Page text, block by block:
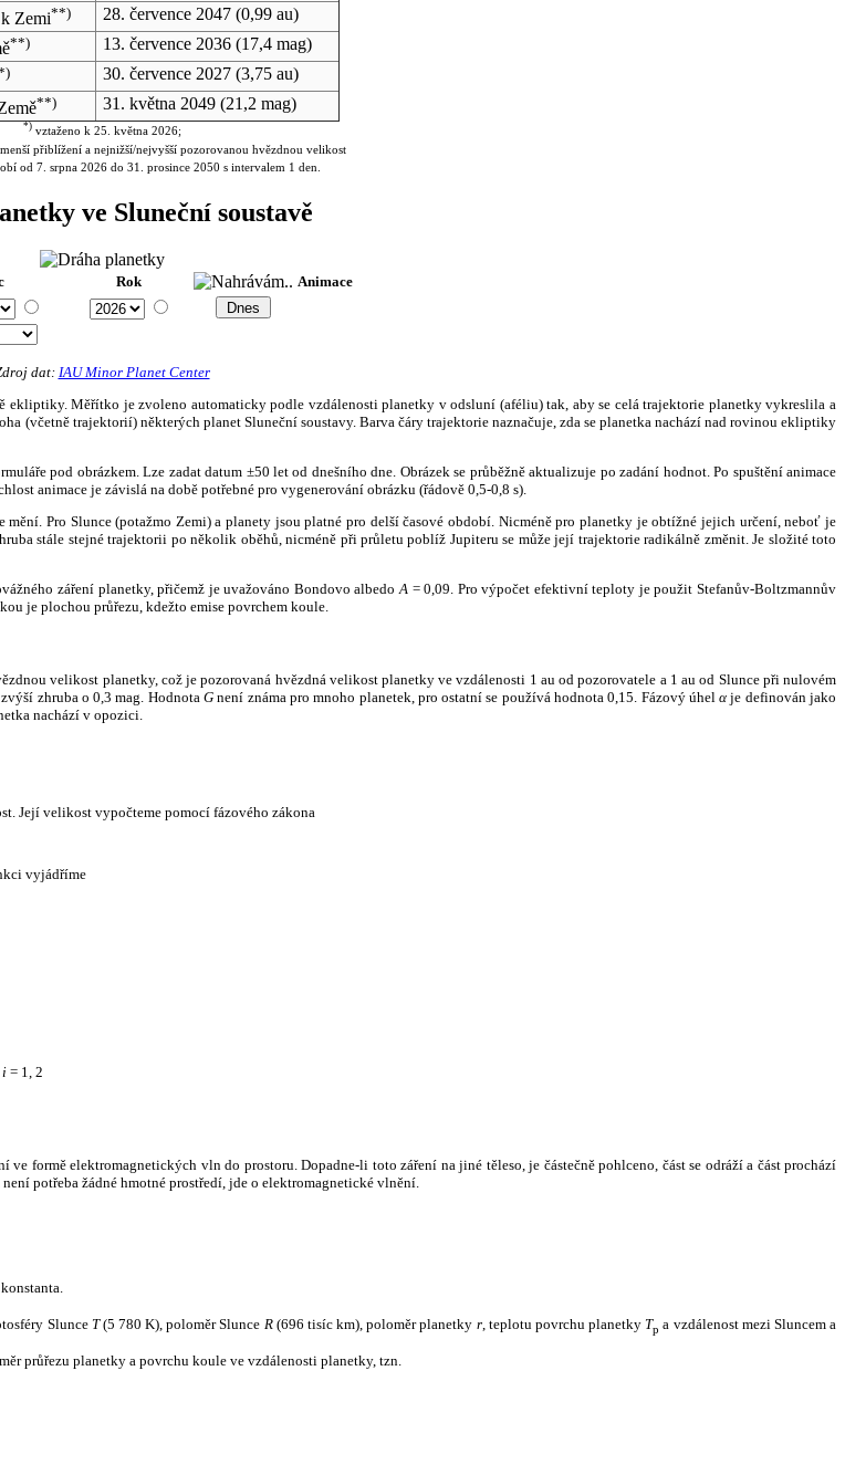
Zemi**) 28. července 2047(0,99 au)
**) 13. července 2036(17,4 mag)
30. července 2027(3,75 au)
**) 31. května 2049(21,2 mag)
*)vztaženo k 25. května 2026;
přiblížení a nejnižší/nejvyšší pozorovanou hvězdnou velikost
od 7. srpna 2026 do 31. prosince 2050 s intervalem 1 den.
ve Sluneční soustavě
Rok Animace
dat: IAU Minor Planet Center
Měřítko je zvoleno automaticky podle vzdálenosti planetky v odsluní (aféliu) tak, aby se celá trajektorie planetky vykreslila a
(včetně trajektorií) některých planet Sluneční soustavy. Barva čáry trajektorie naznačuje, zda se planetka nachází nad rovinou ekliptiky
pod obrázkem. Lze zadat datum ±50 let od dnešního dne. Obrázek se průběžně aktualizuje po zadání hodnot. Po spuštění animace
animace je závislá na době potřebné pro vygenerování obrázku (řádově 0,5-0,8 s).
Pro Slunce (potažmo Zemi) a planety jsou platné pro delší časové období. Nicméně pro planetky je obtížné jejich určení, neboť je
stále stejné trajektorii po několik oběhů, nicméně při průletu poblíž Jupiteru se může její trajektorie radikálně změnit. Je složité toto
záření planetky, přičemž je uvažováno Bondovo albedo A = 0,09. Pro výpočet efektivní teploty je použit Stefanův-Boltzmannův
je plochou průřezu, kdežto emise povrchem koule.
velikost planetky, což je pozorovaná hvězdná velikost planetky ve vzdálenosti 1 au od pozorovatele a 1 au od Slunce při nulovém
zhruba o 0,3 mag. HodnotaG není známa pro mnoho planetek, pro ostatní se používá hodnota 0,15. Fázový úhelα je definován jako
nachází v opozici.
Její velikost vypočteme pomocí fázového zákona
vyjádříme
i = 1, 2
formě elektromagnetických vln do prostoru. Dopadne-li toto záření na jiné těleso, je částečně pohlceno, část se odráží a část prochází
potřeba žádné hmotné prostředí, jde o elektromagnetické vlnění.
Slunce T(5 780 K), poloměr Slunce R(696 tisíc km), poloměr planetky r, teplotu povrchu planetky Tp a vzdálenost mezi Sluncem a
průřezu planetky a povrchu koule ve vzdálenosti planetky, tzn.